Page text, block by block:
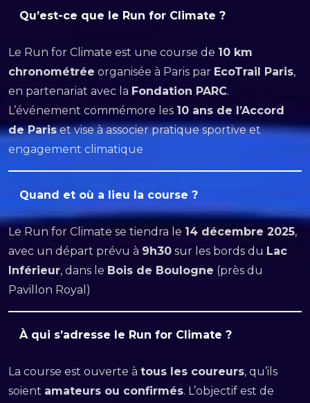
Qu’est-ce que le Run for Climate ?
Le Run for Climate est une course de 10 km
chronométrée organisée à Paris par EcoTrail Paris,
en partenariat avec la Fondation PARC.
L’événement commémore les 10 ans de l’Accord
de Pariset vise à associer pratique sportive et
engagement climatique
Quand et où a lieu la course ?
Le Run for Climate se tiendra le 14 décembre 2025,
avec un départ prévu à 9h30 sur les bords du Lac
Inférieur, dans le Bois de Boulogne (près du
Pavillon Royal)
À qui s’adresse le Run for Climate ?
La course est ouverte à tous les coureurs, qu’ils
soient amateurs ou confirmés. L’objectif est de